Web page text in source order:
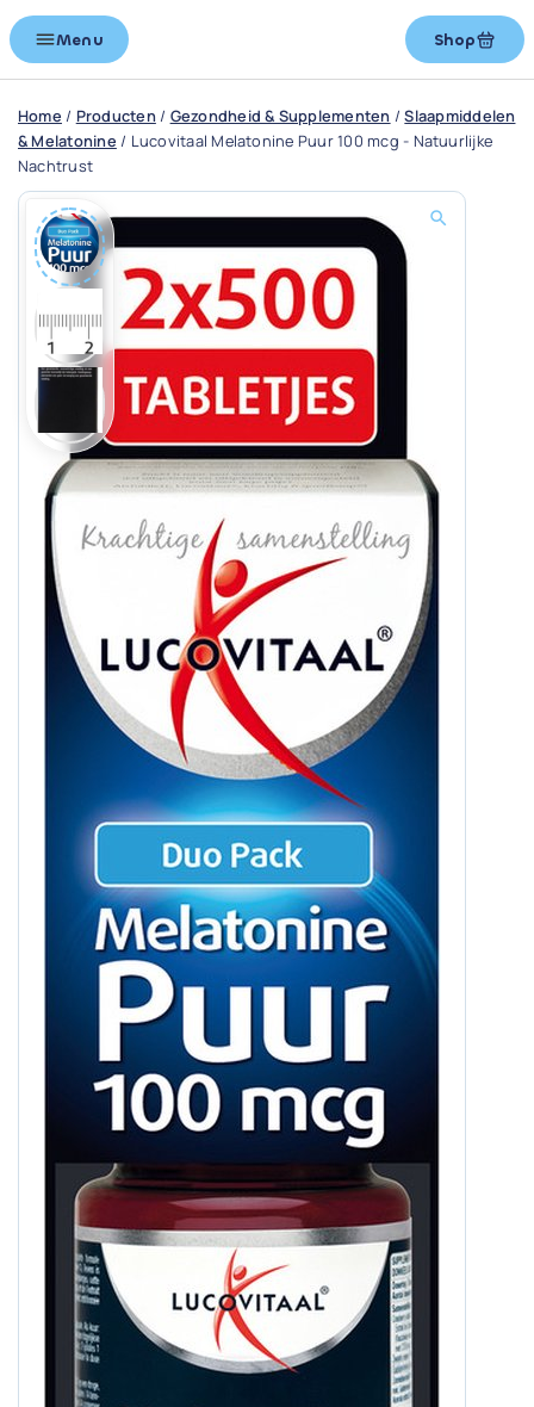
Menu Shop
Home / Producten/ Gezondheid & Supplementen /Slaapmiddelen
& Melatonine / Lucovitaal Melatonine Puur 100 mcg - Natuurlijke
Nachtrust